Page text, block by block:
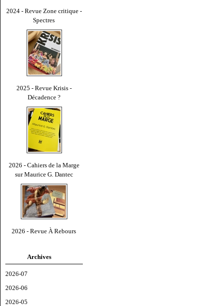
2024 - Revue Zone critique -
Spectres
2025 - Revue Krisis -
Décadence ?
2026 - Cahiers de la Marge
sur Maurice G. Dantec
2026 - Revue À Rebours
Archives
2026-07
2026-06
2026-05